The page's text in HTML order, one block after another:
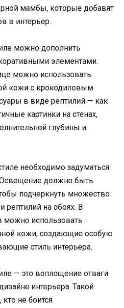
мамбы, которые добавят
в интерьер.
можно дополнить
элементами.
можно использовать
кожи с крокодиловым
в виде рептилий — как
картинки на стенах,
глубины и
необходимо задуматься
должно быть
подчеркнуть множество
рептилий на обоях. В
можно использовать
кожи, создающие особую
стиль интерьера.
— это воплощение отваги
интерьера. Такой
кто не боится